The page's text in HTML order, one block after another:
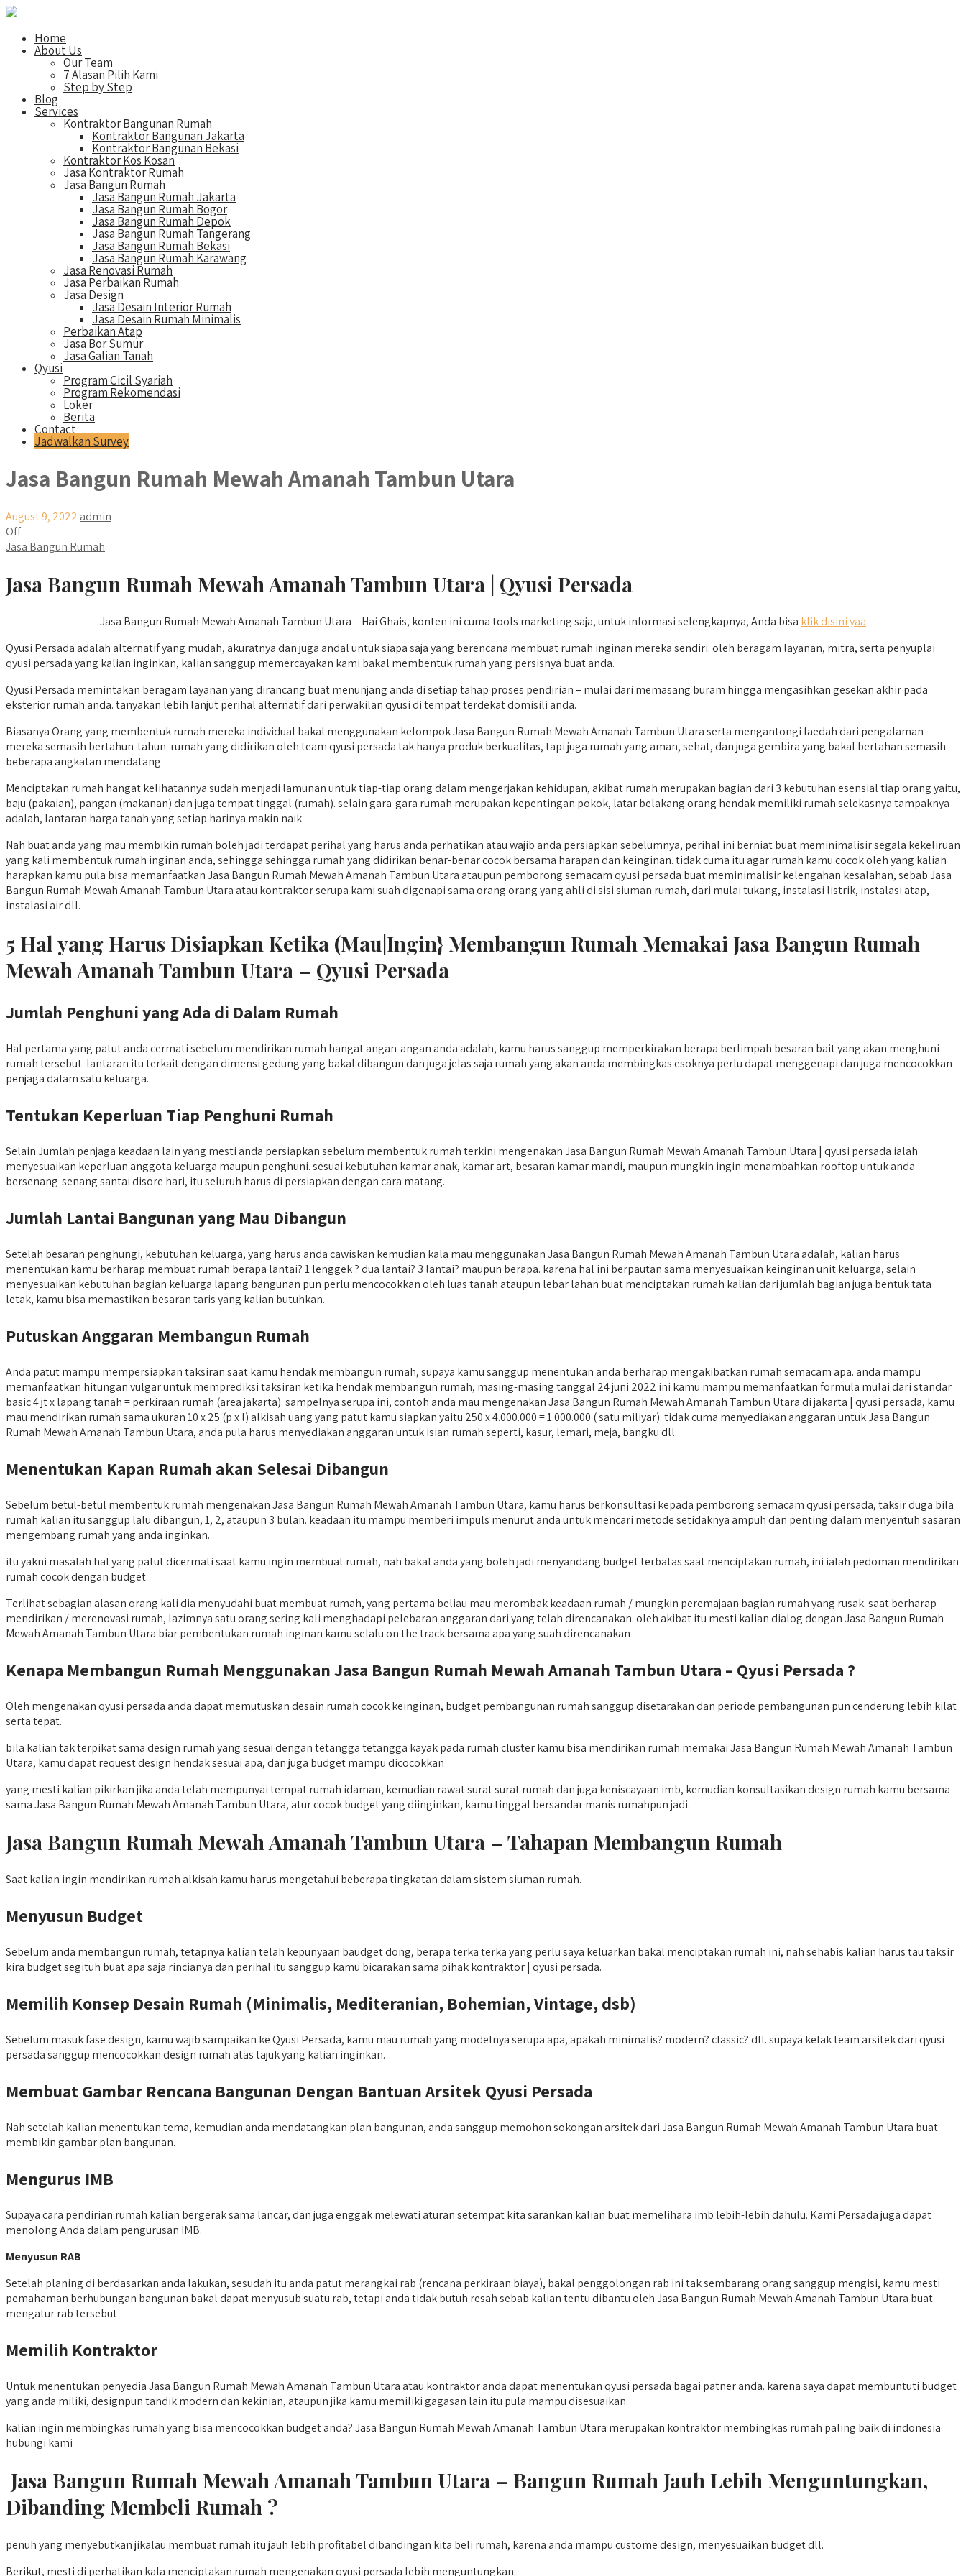
Home
About Us
Our Team
7 Alasan Pilih Kami
Step by Step
Blog
Services
Kontraktor Bangunan Rumah
Kontraktor Bangunan Jakarta
Kontraktor Bangunan Bekasi
Kontraktor Kos Kosan
Jasa Kontraktor Rumah
Jasa Bangun Rumah
Jasa Bangun Rumah Jakarta
Jasa Bangun Rumah Bogor
Jasa Bangun Rumah Depok
Jasa Bangun Rumah Tangerang
Jasa Bangun Rumah Bekasi
Jasa Bangun Rumah Karawang
Jasa Renovasi Rumah
Jasa Perbaikan Rumah
Jasa Design
Jasa Desain Interior Rumah
Jasa Desain Rumah Minimalis
Perbaikan Atap
Jasa Bor Sumur
Jasa Galian Tanah
Qyusi
Program Cicil Syariah
Program Rekomendasi
Loker
Berita
Contact
Jadwalkan Survey
Jasa Bangun Rumah Mewah Amanah Tambun Utara
August 9, 2022 admin
Off
Jasa Bangun Rumah
Jasa Bangun Rumah Mewah Amanah Tambun Utara | Qyusi Persada
Jasa Bangun Rumah Mewah Amanah Tambun Utara – Hai Ghais, konten ini cuma tools marketing saja, untuk informasi selengkapnya, Anda bisa klik disini yaa
Qyusi Persada adalah alternatif yang mudah, akuratnya dan juga andal untuk siapa saja yang berencana membuat rumah inginan mereka sendiri. oleh beragam layanan, mitra, serta penyuplai
qyusi persada yang kalian inginkan, kalian sanggup memercayakan kami bakal membentuk rumah yang persisnya buat anda.
Qyusi Persada memintakan beragam layanan yang dirancang buat menunjang anda di setiap tahap proses pendirian – mulai dari memasang buram hingga mengasihkan gesekan akhir pada
eksterior rumah anda. tanyakan lebih lanjut perihal alternatif dari perwakilan qyusi di tempat terdekat domisili anda.
Biasanya Orang yang membentuk rumah mereka individual bakal menggunakan kelompok Jasa Bangun Rumah Mewah Amanah Tambun Utara serta mengantongi faedah dari pengalaman
mereka semasih bertahun-tahun. rumah yang didirikan oleh team qyusi persada tak hanya produk berkualitas, tapi juga rumah yang aman, sehat, dan juga gembira yang bakal bertahan semasih
beberapa angkatan mendatang.
Menciptakan rumah hangat kelihatannya sudah menjadi lamunan untuk tiap-tiap orang dalam mengerjakan kehidupan, akibat rumah merupakan bagian dari 3 kebutuhan esensial tiap orang yaitu,
baju (pakaian), pangan (makanan) dan juga tempat tinggal (rumah). selain gara-gara rumah merupakan kepentingan pokok, latar belakang orang hendak memiliki rumah selekasnya tampaknya
adalah, lantaran harga tanah yang setiap harinya makin naik
Nah buat anda yang mau membikin rumah boleh jadi terdapat perihal yang harus anda perhatikan atau wajib anda persiapkan sebelumnya, perihal ini berniat buat meminimalisir segala kekeliruan
yang kali membentuk rumah inginan anda, sehingga sehingga rumah yang didirikan benar-benar cocok bersama harapan dan keinginan. tidak cuma itu agar rumah kamu cocok oleh yang kalian
harapkan kamu pula bisa memanfaatkan Jasa Bangun Rumah Mewah Amanah Tambun Utara ataupun pemborong semacam qyusi persada buat meminimalisir kelengahan kesalahan, sebab Jasa
Bangun Rumah Mewah Amanah Tambun Utara atau kontraktor serupa kami suah digenapi sama orang orang yang ahli di sisi siuman rumah, dari mulai tukang, instalasi listrik, instalasi atap,
instalasi air dll.
5 Hal yang Harus Disiapkan Ketika (Mau|Ingin} Membangun Rumah Memakai Jasa Bangun Rumah
Mewah Amanah Tambun Utara – Qyusi Persada
Jumlah Penghuni yang Ada di Dalam Rumah
Hal pertama yang patut anda cermati sebelum mendirikan rumah hangat angan-angan anda adalah, kamu harus sanggup memperkirakan berapa berlimpah besaran bait yang akan menghuni
rumah tersebut. lantaran itu terkait dengan dimensi gedung yang bakal dibangun dan juga jelas saja rumah yang akan anda membingkas esoknya perlu dapat menggenapi dan juga mencocokkan
penjaga dalam satu keluarga.
Tentukan Keperluan Tiap Penghuni Rumah
Selain Jumlah penjaga keadaan lain yang mesti anda persiapkan sebelum membentuk rumah terkini mengenakan Jasa Bangun Rumah Mewah Amanah Tambun Utara | qyusi persada ialah
menyesuaikan keperluan anggota keluarga maupun penghuni. sesuai kebutuhan kamar anak, kamar art, besaran kamar mandi, maupun mungkin ingin menambahkan rooftop untuk anda
bersenang-senang santai disore hari, itu seluruh harus di persiapkan dengan cara matang.
Jumlah Lantai Bangunan yang Mau Dibangun
Setelah besaran penghungi, kebutuhan keluarga, yang harus anda cawiskan kemudian kala mau menggunakan Jasa Bangun Rumah Mewah Amanah Tambun Utara adalah, kalian harus
menentukan kamu berharap membuat rumah berapa lantai? 1 lenggek ? dua lantai? 3 lantai? maupun berapa. karena hal ini berpautan sama menyesuaikan keinginan unit keluarga, selain
menyesuaikan kebutuhan bagian keluarga lapang bangunan pun perlu mencocokkan oleh luas tanah ataupun lebar lahan buat menciptakan rumah kalian dari jumlah bagian juga bentuk tata
letak, kamu bisa memastikan besaran taris yang kalian butuhkan.
Putuskan Anggaran Membangun Rumah
Anda patut mampu mempersiapkan taksiran saat kamu hendak membangun rumah, supaya kamu sanggup menentukan anda berharap mengakibatkan rumah semacam apa. anda mampu
memanfaatkan hitungan vulgar untuk memprediksi taksiran ketika hendak membangun rumah, masing-masing tanggal 24 juni 2022 ini kamu mampu memanfaatkan formula mulai dari standar
basic 4 jt x lapang tanah = perkiraan rumah (area jakarta). sampelnya serupa ini, contoh anda mau mengenakan Jasa Bangun Rumah Mewah Amanah Tambun Utara di jakarta | qyusi persada, kamu
mau mendirikan rumah sama ukuran 10 x 25 (p x l) alkisah uang yang patut kamu siapkan yaitu 250 x 4.000.000 = 1.000.000 ( satu miliyar). tidak cuma menyediakan anggaran untuk Jasa Bangun
Rumah Mewah Amanah Tambun Utara, anda pula harus menyediakan anggaran untuk isian rumah seperti, kasur, lemari, meja, bangku dll.
Menentukan Kapan Rumah akan Selesai Dibangun
Sebelum betul-betul membentuk rumah mengenakan Jasa Bangun Rumah Mewah Amanah Tambun Utara, kamu harus berkonsultasi kepada pemborong semacam qyusi persada, taksir duga bila
rumah kalian itu sanggup lalu dibangun, 1, 2, ataupun 3 bulan. keadaan itu mampu memberi impuls menurut anda untuk mencari metode setidaknya ampuh dan penting dalam menyentuh sasaran
mengembang rumah yang anda inginkan.
itu yakni masalah hal yang patut dicermati saat kamu ingin membuat rumah, nah bakal anda yang boleh jadi menyandang budget terbatas saat menciptakan rumah, ini ialah pedoman mendirikan
rumah cocok dengan budget.
Terlihat sebagian alasan orang kali dia menyudahi buat membuat rumah, yang pertama beliau mau merombak keadaan rumah / mungkin peremajaan bagian rumah yang rusak. saat berharap
mendirikan / merenovasi rumah, lazimnya satu orang sering kali menghadapi pelebaran anggaran dari yang telah direncanakan. oleh akibat itu mesti kalian dialog dengan Jasa Bangun Rumah
Mewah Amanah Tambun Utara biar pembentukan rumah inginan kamu selalu on the track bersama apa yang suah direncanakan
Kenapa Membangun Rumah Menggunakan Jasa Bangun Rumah Mewah Amanah Tambun Utara – Qyusi Persada ?
Oleh mengenakan qyusi persada anda dapat memutuskan desain rumah cocok keinginan, budget pembangunan rumah sanggup disetarakan dan periode pembangunan pun cenderung lebih kilat
serta tepat.
bila kalian tak terpikat sama design rumah yang sesuai dengan tetangga tetangga kayak pada rumah cluster kamu bisa mendirikan rumah memakai Jasa Bangun Rumah Mewah Amanah Tambun
Utara, kamu dapat request design hendak sesuai apa, dan juga budget mampu dicocokkan
yang mesti kalian pikirkan jika anda telah mempunyai tempat rumah idaman, kemudian rawat surat surat rumah dan juga keniscayaan imb, kemudian konsultasikan design rumah kamu bersama-
sama Jasa Bangun Rumah Mewah Amanah Tambun Utara, atur cocok budget yang diinginkan, kamu tinggal bersandar manis rumahpun jadi.
Jasa Bangun Rumah Mewah Amanah Tambun Utara – Tahapan Membangun Rumah
Saat kalian ingin mendirikan rumah alkisah kamu harus mengetahui beberapa tingkatan dalam sistem siuman rumah.
Menyusun Budget
Sebelum anda membangun rumah, tetapnya kalian telah kepunyaan baudget dong, berapa terka terka yang perlu saya keluarkan bakal menciptakan rumah ini, nah sehabis kalian harus tau taksir
kira budget segituh buat apa saja rincianya dan perihal itu sanggup kamu bicarakan sama pihak kontraktor | qyusi persada.
Memilih Konsep Desain Rumah (Minimalis, Mediteranian, Bohemian, Vintage, dsb)
Sebelum masuk fase design, kamu wajib sampaikan ke Qyusi Persada, kamu mau rumah yang modelnya serupa apa, apakah minimalis? modern? classic? dll. supaya kelak team arsitek dari qyusi
persada sanggup mencocokkan design rumah atas tajuk yang kalian inginkan.
Membuat Gambar Rencana Bangunan Dengan Bantuan Arsitek Qyusi Persada
Nah setelah kalian menentukan tema, kemudian anda mendatangkan plan bangunan, anda sanggup memohon sokongan arsitek dari Jasa Bangun Rumah Mewah Amanah Tambun Utara buat
membikin gambar plan bangunan.
Mengurus IMB
Supaya cara pendirian rumah kalian bergerak sama lancar, dan juga enggak melewati aturan setempat kita sarankan kalian buat memelihara imb lebih-lebih dahulu. Kami Persada juga dapat
menolong Anda dalam pengurusan IMB.
Menyusun RAB
Setelah planing di berdasarkan anda lakukan, sesudah itu anda patut merangkai rab (rencana perkiraan biaya), bakal penggolongan rab ini tak sembarang orang sanggup mengisi, kamu mesti
pemahaman berhubungan bangunan bakal dapat menyusub suatu rab, tetapi anda tidak butuh resah sebab kalian tentu dibantu oleh Jasa Bangun Rumah Mewah Amanah Tambun Utara buat
mengatur rab tersebut
Memilih Kontraktor
Untuk menentukan penyedia Jasa Bangun Rumah Mewah Amanah Tambun Utara atau kontraktor anda dapat menentukan qyusi persada bagai patner anda. karena saya dapat membuntuti budget
yang anda miliki, designpun tandik modern dan kekinian, ataupun jika kamu memiliki gagasan lain itu pula mampu disesuaikan.
kalian ingin membingkas rumah yang bisa mencocokkan budget anda? Jasa Bangun Rumah Mewah Amanah Tambun Utara merupakan kontraktor membingkas rumah paling baik di indonesia
hubungi kami
Jasa Bangun Rumah Mewah Amanah Tambun Utara – Bangun Rumah Jauh Lebih Menguntungkan,
Dibanding Membeli Rumah ?
penuh yang menyebutkan jikalau membuat rumah itu jauh lebih profitabel dibandingan kita beli rumah, karena anda mampu custome design, menyesuaikan budget dll.
Berikut, mesti di perhatikan kala menciptakan rumah mengenakan qyusi persada lebih menguntungkan.